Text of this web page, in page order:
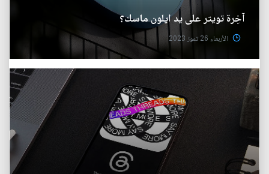
آخِرة تويتر على يد ايلون ماسك؟
الأربعاء 26 تموز 2023